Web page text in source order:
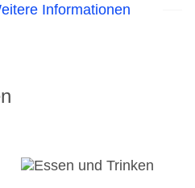
gegen Gebühr
am Pool,
Informationen